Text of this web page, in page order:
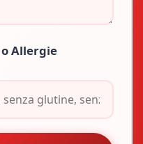
Allergie